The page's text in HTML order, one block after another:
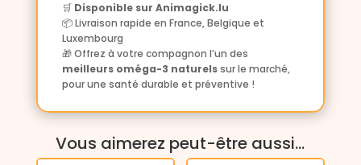
🛒 Disponible sur Animagick.lu
📦 Livraison rapide en France, Belgique et
Luxembourg
🎁 Offrez à votre compagnon l’un des
meilleurs oméga-3 naturelssur le marché,
pour une santé durable et préventive !
Vous aimerez peut-être aussi…